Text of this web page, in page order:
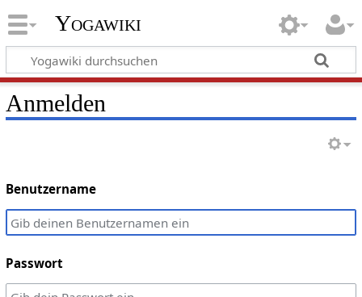
Yogawiki
Anmelden
Benutzername
Passwort